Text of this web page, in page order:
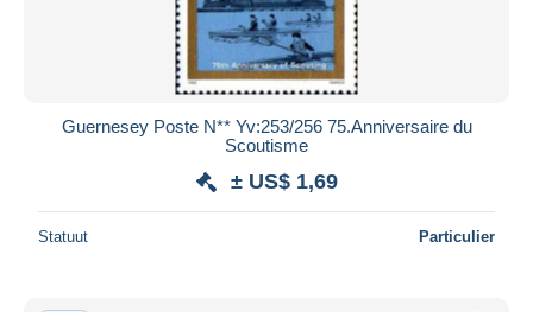
Mastercard
Bancontact
Woonplaats van de verkoper
Guernesey Poste N** Yv:253/256 75.Anniversaire du
Scoutisme
± US$ 1,69
Statuut Particulier